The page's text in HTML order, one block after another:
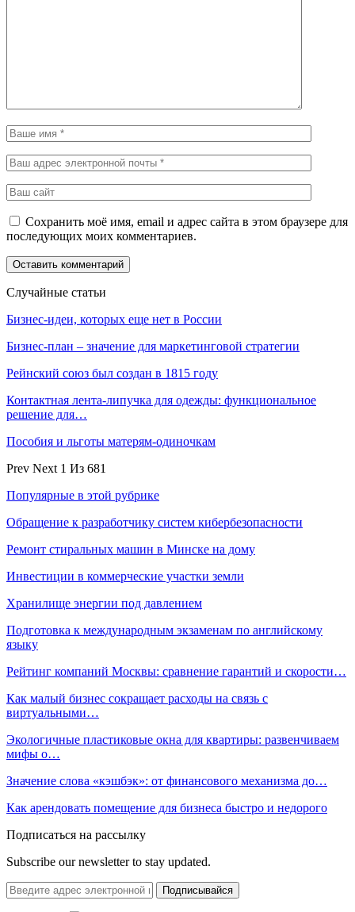
Сохранить моё имя, email и адрес сайта в этом браузере для
последующих моих комментариев.
Случайные статьи
Бизнес-идеи, которых еще нет в России
Бизнес-план – значение для маркетинговой стратегии
Рейнский союз был создан в 1815 году
Контактная лента-липучка для одежды: функциональное
решение для…
Пособия и льготы матерям-одиночкам
Prev Next 1 Из 681
Популярные в этой рубрике
Обращение к разработчику систем кибербезопасности
Ремонт стиральных машин в Минске на дому
Инвестиции в коммерческие участки земли
Хранилище энергии под давлением
Подготовка к международным экзаменам по английскому
языку
Рейтинг компаний Москвы: сравнение гарантий и скорости…
Как малый бизнес сокращает расходы на связь с
виртуальными…
Экологичные пластиковые окна для квартиры: развенчиваем
мифы о…
Значение слова «кэшбэк»: от финансового механизма до…
Как арендовать помещение для бизнеса быстро и недорого
Подписаться на рассылку
Subscribe our newsletter to stay updated.
Подписывайся